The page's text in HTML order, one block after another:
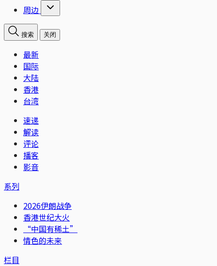
周边
搜索 关闭
最新
国际
大陆
香港
台湾
速递
解读
评论
播客
影音
系列
2026伊朗战争
香港世纪大火
“中国有稀土”
情色的未来
栏目